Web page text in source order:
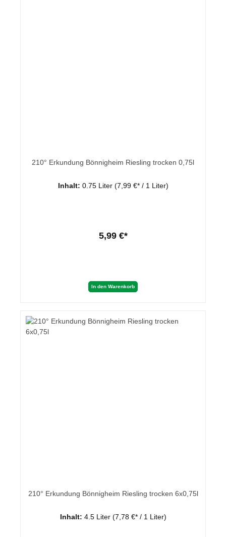
210° Erkundung Bönnigheim Riesling trocken 0,75l
Inhalt: 0.75 Liter (7,99 €* / 1 Liter)
5,99 €*
In den Warenkorb
210° Erkundung Bönnigheim Riesling trocken 6x0,75l
Inhalt: 4.5 Liter (7,78 €* / 1 Liter)